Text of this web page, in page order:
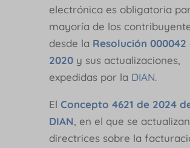
electrónica es obligatoria
mayoría de los
desde la Resolución 000042
2020y sus actualizaciones,
expedidas por la DIAN.
El Concepto 4621 de 2024
DIAN, en el que se actualizan
directrices sobre la